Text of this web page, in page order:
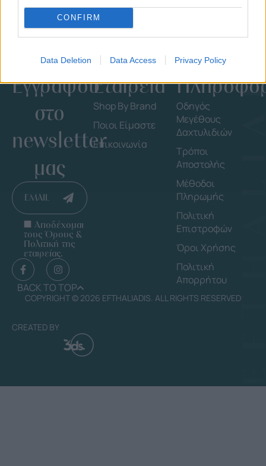
CONFIRM
Data Deletion Data Access Privacy Policy
Εγγράψου
στο
newsletter
μας
EMAIL
Αποδέχομαι
τους Όρους &
Πολιτική της
εταιρείας.
BACK TO TOP
Εταιρεία
Shop By Brand
Ποιοι Είμαστε
Επικοινωνία
Οδηγός
Μεγέθους
Δαχτυλιδιών
Τρόποι
Αποστολής
Μέθοδοι
Πληρωμής
Πολιτική
Επιστροφών
Όροι Χρήσης
Πολιτική
Απορρήτου
COPYRIGHT © 2026 EFTHALIADIS. ALL RIGHTS RESERVED
CREATED BY